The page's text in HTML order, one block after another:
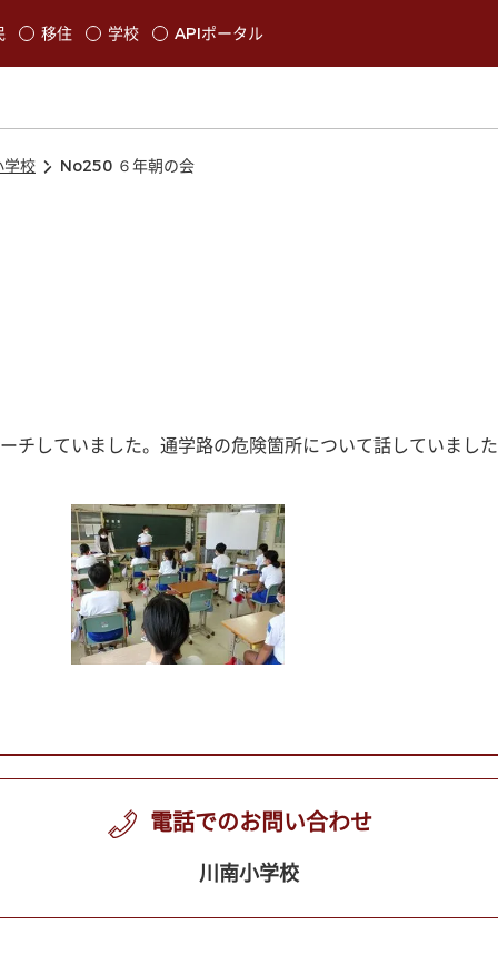
生します
移住 学校 APIポータル
学校 No250 ６年朝の会
チしていました。通学路の危険箇所について話していまし
電話でのお問い合わせ
川南小学校